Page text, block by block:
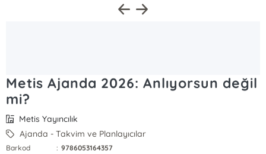
Metis Ajanda 2026: Anlıyorsun değil
mi?
Metis Yayıncılık
Ajanda - Takvim ve Planlayıcılar
Barkod : 9786053164357